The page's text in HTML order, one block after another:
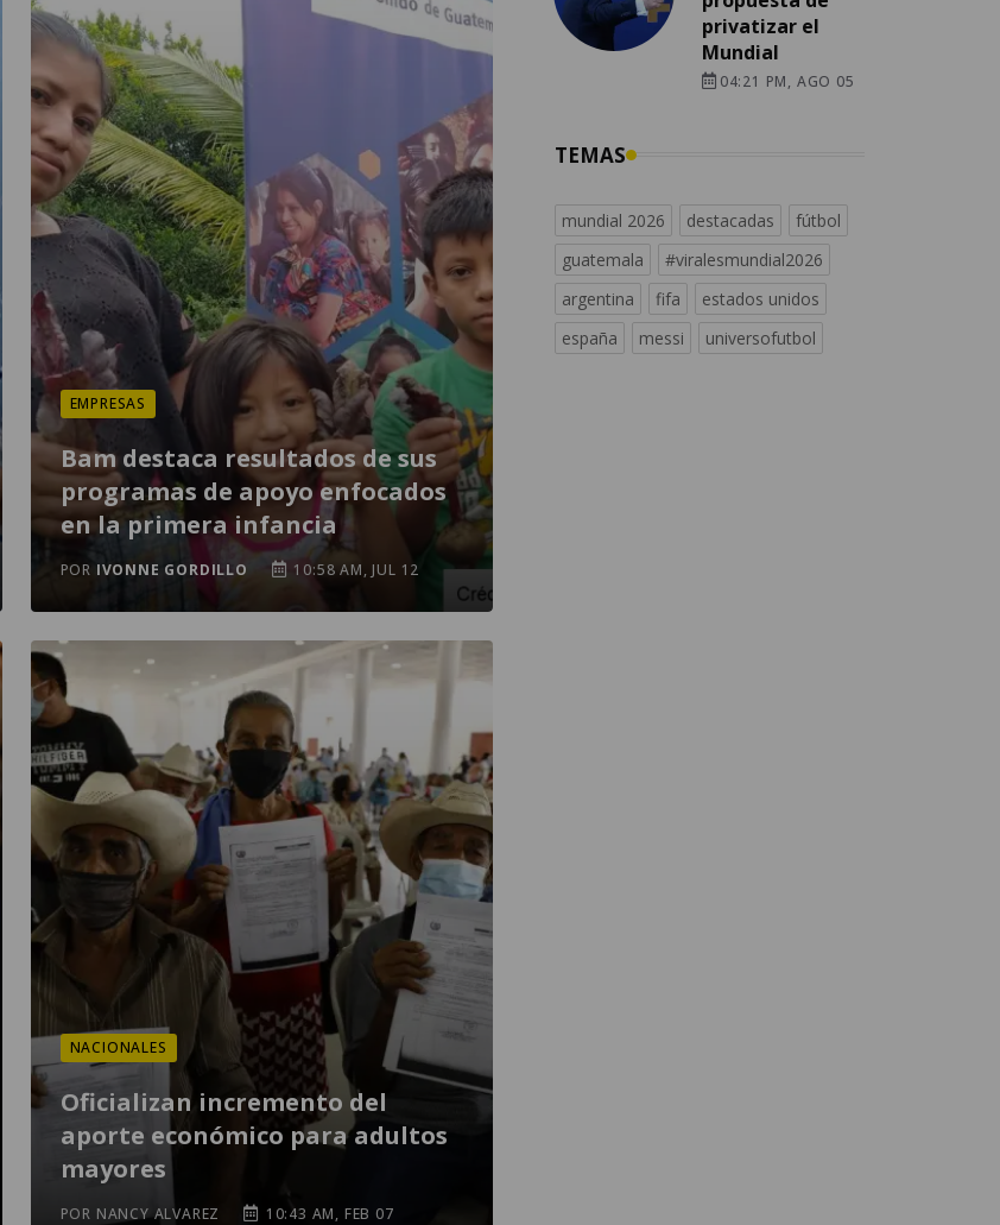
EMPRESAS
Bam destaca resultados de sus
programas de apoyo enfocados
en la primera infancia
POR IVONNE GORDILLO 10:58 AM, JUL 12
NACIONALES
Oficializan incremento del
aporte económico para adultos
mayores
POR NANCY ALVAREZ 10:43 AM, FEB 07
privatizar el
Mundial
04:21 PM, AGO 05
TEMAS
mundial 2026 destacadas
fútbol
guatemala
#viralesmundial2026
argentina
fifa
estados unidos
españa
messi universofutbol